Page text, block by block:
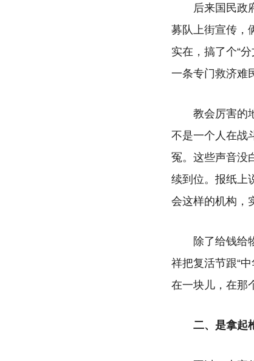
后来国民政
募队上街宣传，
实在，搞了个“
一条专门救济难
教会厉害的
不是一个人在战
冤。这些声音没
续到位。报纸上
会这样的机构，
除了给钱给
祥把复活节跟“
在一块儿，在那
二、是拿起